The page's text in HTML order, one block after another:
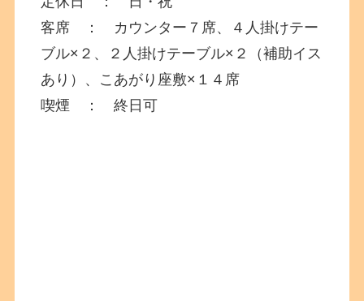
客席 ： カウンター７席、４人掛けテー
ブル×２、２人掛けテーブル×２（補助イス
あり）、こあがり座敷×１４席
喫煙 ： 終日可